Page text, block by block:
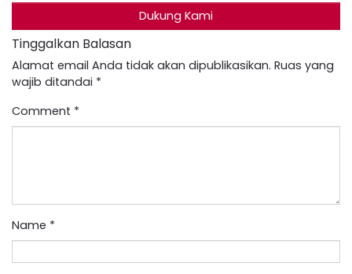
Dukung Kami
Tinggalkan Balasan
Alamat email Anda tidak akan dipublikasikan. Ruas yang
wajib ditandai *
Comment *
Name *